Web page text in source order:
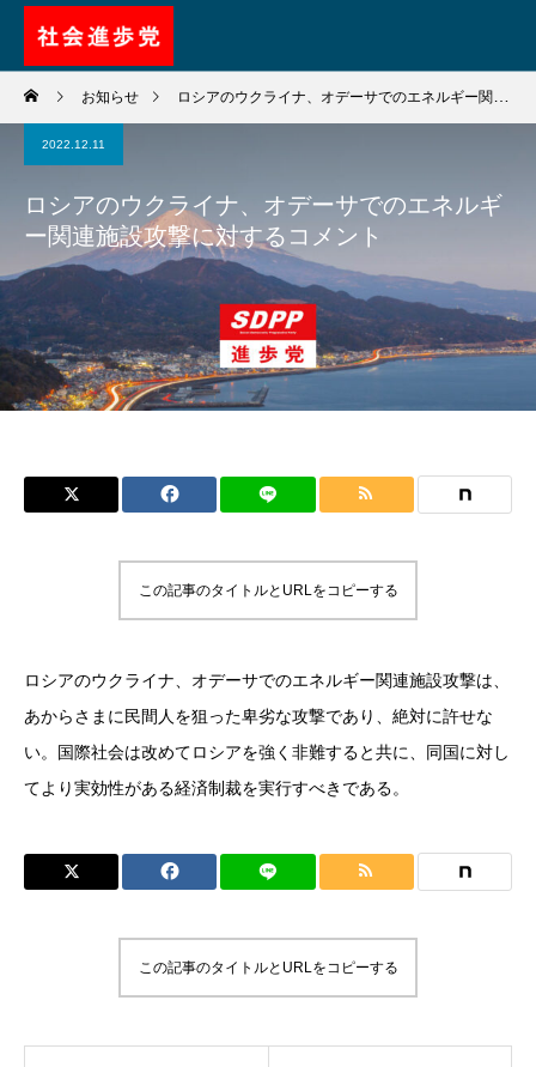
お知らせ ロシアのウクライナ、オデーサでのエネルギー関連施設攻撃に対するコメント
2022.12.11
ロシアのウクライナ、オデーサでのエネルギ
ー関連施設攻撃に対するコメント
この記事のタイトルとURLをコピーする
ロシアのウクライナ、オデーサでのエネルギー関連施設攻撃は、
あからさまに民間人を狙った卑劣な攻撃であり、絶対に許せな
い。国際社会は改めてロシアを強く非難すると共に、同国に対し
てより実効性がある経済制裁を実行すべきである。
この記事のタイトルとURLをコピーする